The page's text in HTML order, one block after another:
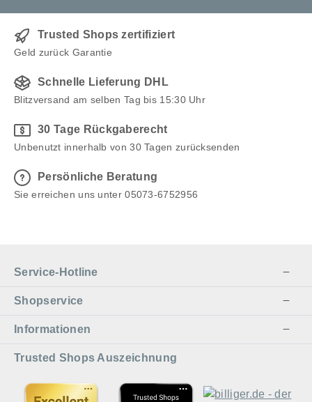
Trusted Shops zertifiziert
Geld zurück Garantie
Schnelle Lieferung DHL
Blitzversand am selben Tag bis 15:30 Uhr
30 Tage Rückgaberecht
Unbenutzt innerhalb von 30 Tagen zurücksenden
Persönliche Beratung
Sie erreichen uns unter 05073-6752956
Service-Hotline
Shopservice
Informationen
Trusted Shops Auszeichnung